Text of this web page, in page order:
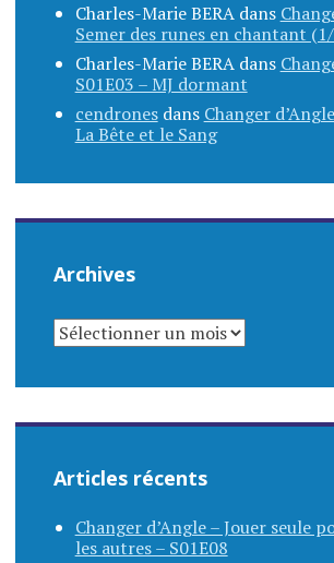
Charles-Marie BERAdans
Semer des runes en chantant
Charles-Marie BERAdans
S01E03 – MJ dormant
cendronesdans Changer
La Bête et le Sang
Archives
ARCHIVES
Articles récents
Changer d’Angle – Jouer seule
les autres – S01E08